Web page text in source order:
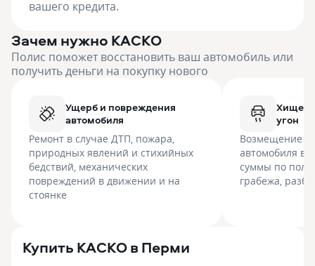
вашего кредита.
Зачем нужно КАСКО
Полис поможет восстановить ваш автомобиль или
получить деньги на покупку нового
Ущерб и повреждения
автомобиля
Ремонт в случае ДТП, пожара,
природных явлений и стихийных
бедствий, механических
повреждений в движении и на
стоянке
угон
Возмещение
автомобиля в
суммы по
грабежа,
Купить КАСКО в Перми